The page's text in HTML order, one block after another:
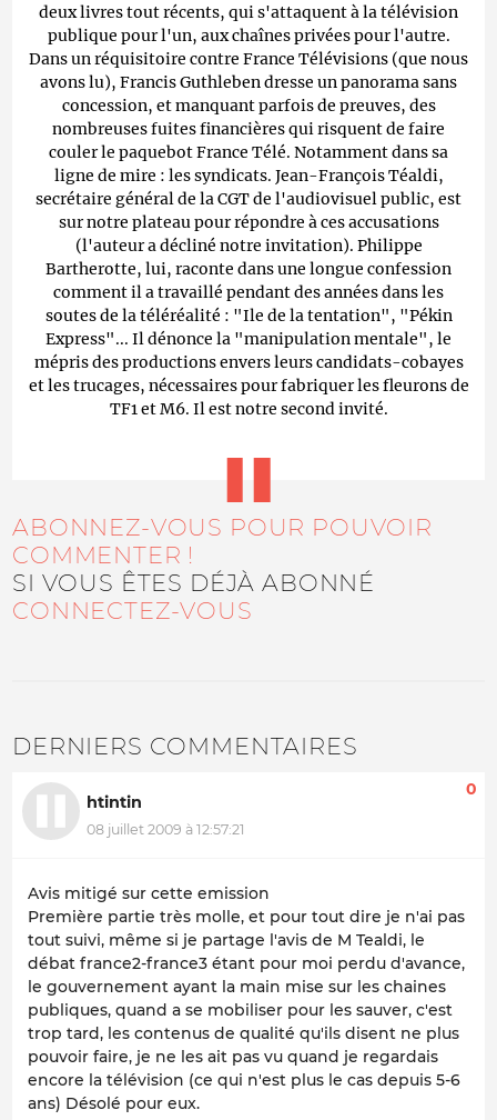
deux livres tout récents, qui s'attaquent à la télévision
publique pour l'un, aux chaînes privées pour l'autre.
Dans un réquisitoire contre France Télévisions (que nous
avons lu), Francis Guthleben dresse un panorama sans
concession, et manquant parfois de preuves, des
nombreuses fuites financières qui risquent de faire
couler le paquebot France Télé. Notamment dans sa
ligne de mire : les syndicats. Jean-François Téaldi,
secrétaire général de la CGT de l'audiovisuel public, est
sur notre plateau pour répondre à ces accusations
(l'auteur a décliné notre invitation). Philippe
Bartherotte, lui, raconte dans une longue confession
comment il a travaillé pendant des années dans les
soutes de la téléréalité : "Ile de la tentation", "Pékin
Express"... Il dénonce la "manipulation mentale", le
mépris des productions envers leurs candidats-cobayes
et les trucages, nécessaires pour fabriquer les fleurons de
TF1 et M6. Il est notre second invité.
ABONNEZ-VOUS POUR POUVOIR
COMMENTER !
SI VOUS ÊTES DÉJÀ ABONNÉ
CONNECTEZ-VOUS
DERNIERS COMMENTAIRES
htintin
08 juillet 2009 à 12:57:21
0
Avis mitigé sur cette emission
Première partie très molle, et pour tout dire je n'ai pas
tout suivi, même si je partage l'avis de M Tealdi, le
débat france2-france3 étant pour moi perdu d'avance,
le gouvernement ayant la main mise sur les chaines
publiques, quand a se mobiliser pour les sauver, c'est
trop tard, les contenus de qualité qu'ils disent ne plus
pouvoir faire, je ne les ait pas vu quand je regardais
encore la télévision (ce qui n'est plus le cas depuis 5-6
ans) Désolé pour eux.